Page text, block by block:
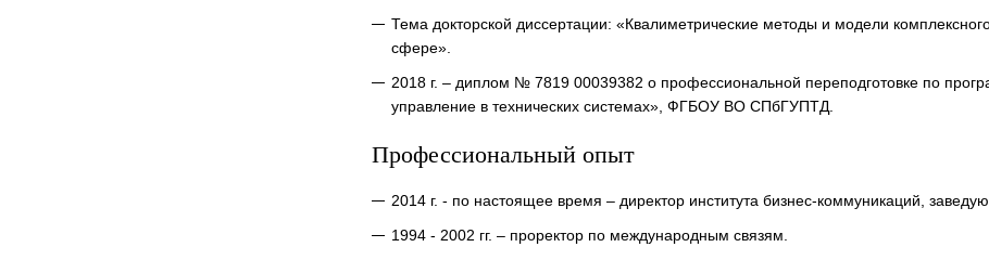
Тема докторской диссертации: «Квалиметрические методы и модели
сфере».
2018 г. – диплом № 7819 00039382 о профессиональной переподготовке по
управление в технических системах», ФГБОУ ВО СПбГУПТД.
Профессиональный опыт
2014 г. - по настоящее время – директор института бизнес-коммуникаций,
1994 - 2002 гг. – проректор по международным связям.